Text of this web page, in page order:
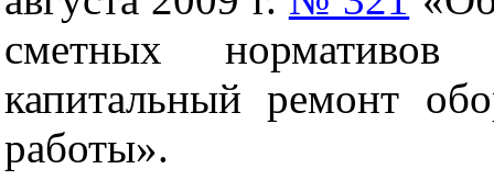
сметных
капитальный ремонт
работы».